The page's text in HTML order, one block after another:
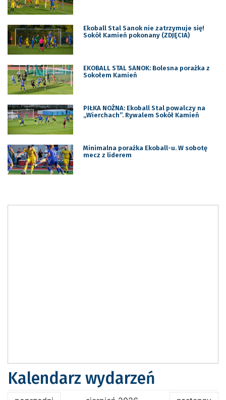
Ekoball Stal Sanok nie zatrzymuje się!
Sokół Kamień pokonany (ZDJĘCIA)
EKOBALL STAL SANOK: Bolesna porażka z
Sokołem Kamień
PIŁKA NOŻNA: Ekoball Stal powalczy na
„Wierchach”. Rywalem Sokół Kamień
Minimalna porażka Ekoball-u. W sobotę
mecz z liderem
Kalendarz wydarzeń